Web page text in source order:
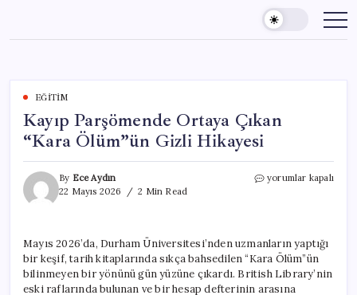
content
EĞITIM
Kayıp Parşömende Ortaya Çıkan
“Kara Ölüm”ün Gizli Hikayesi
By Ece Aydın
22 Mayıs 2026
2 Min Read
Kayıp
Ölüm”ün
Gizli
Hikayesi
için
yorumlar kapalı
Mayıs 2026’da, Durham Üniversitesi’nden uzmanların yaptığı
bir keşif, tarih kitaplarında sıkça bahsedilen “Kara Ölüm”ün
bilinmeyen bir yönünü gün yüzüne çıkardı. British Library’nin
eski raflarında bulunan ve bir hesap defterinin arasına